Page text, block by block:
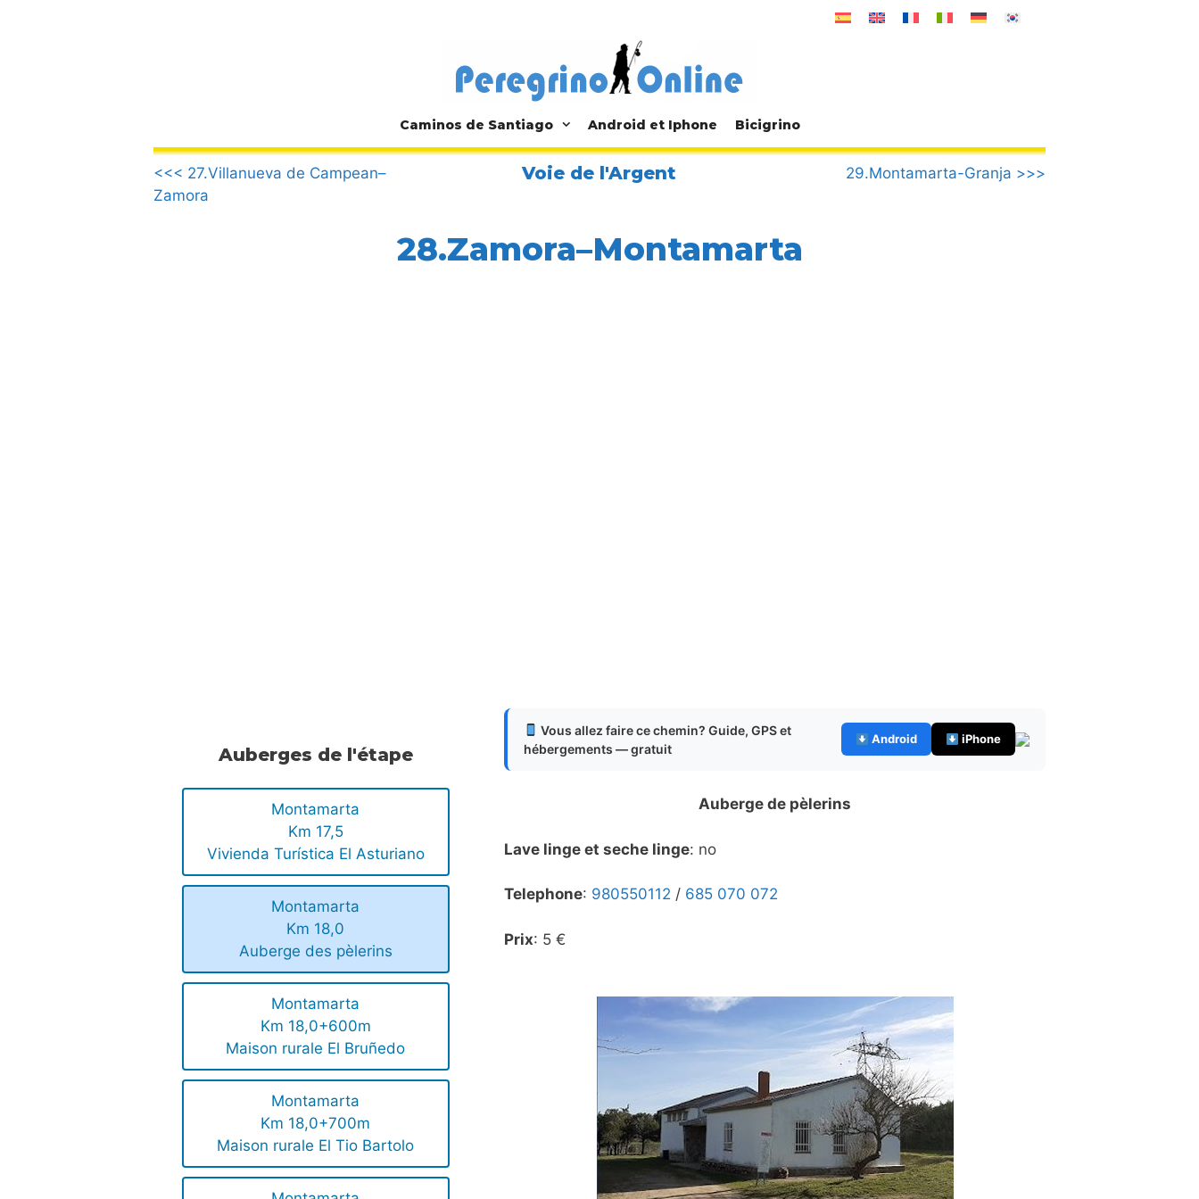
Caminos de Santiago Android et Iphone Bicigrino
.
<<< 27.Villanueva de Campean–
Zamora
Voie de l'Argent 29.Montamarta-Granja >>>
28.Zamora–Montamarta
Auberges de l'étape
Montamarta
Km 17,5
Vivienda Turística El Asturiano
Montamarta
Km 18,0
Auberge des pèlerins
Montamarta
Km 18,0+600m
Maison rurale El Bruñedo
Montamarta
Km 18,0+700m
Maison rurale El Tio Bartolo
Vous allez faire ce chemin? Guide, GPS et
hébergements — gratuit
Android iPhone
Auberge de pèlerins
Lave linge et seche linge: no
Telephone: 980550112 / 685 070 072
Prix: 5 €